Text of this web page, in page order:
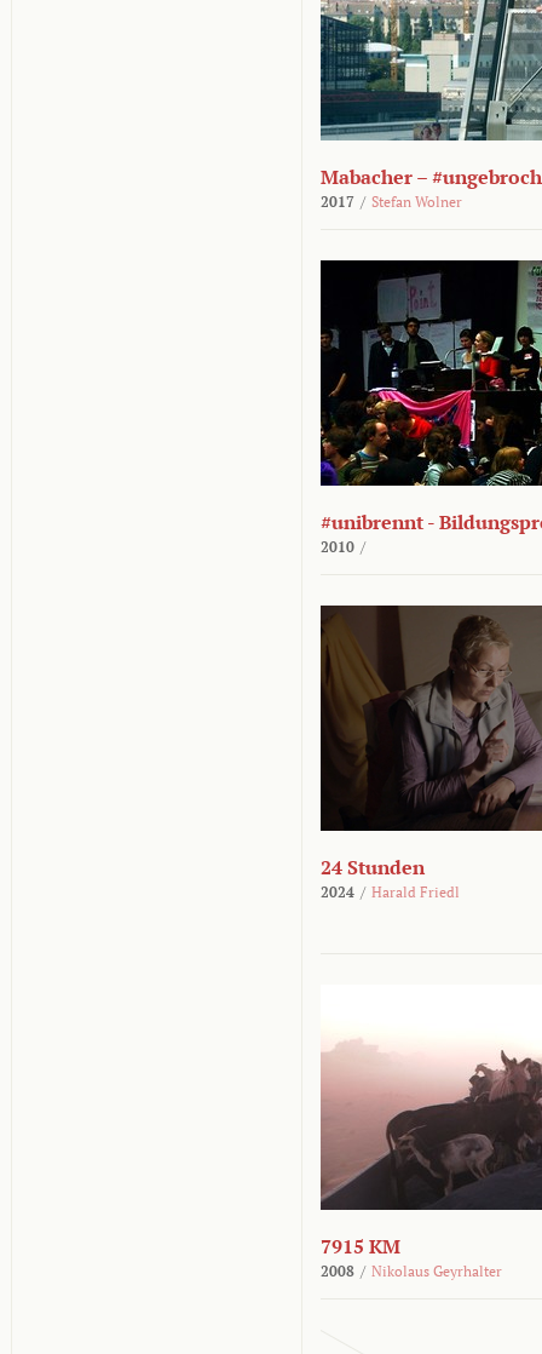
Mabacher –
2017 / Stefan Wolner
#unibrennt -
2010 /
24 Stunden
2024 / Harald Friedl
7915 KM
2008 / Nikolaus Geyrhalter